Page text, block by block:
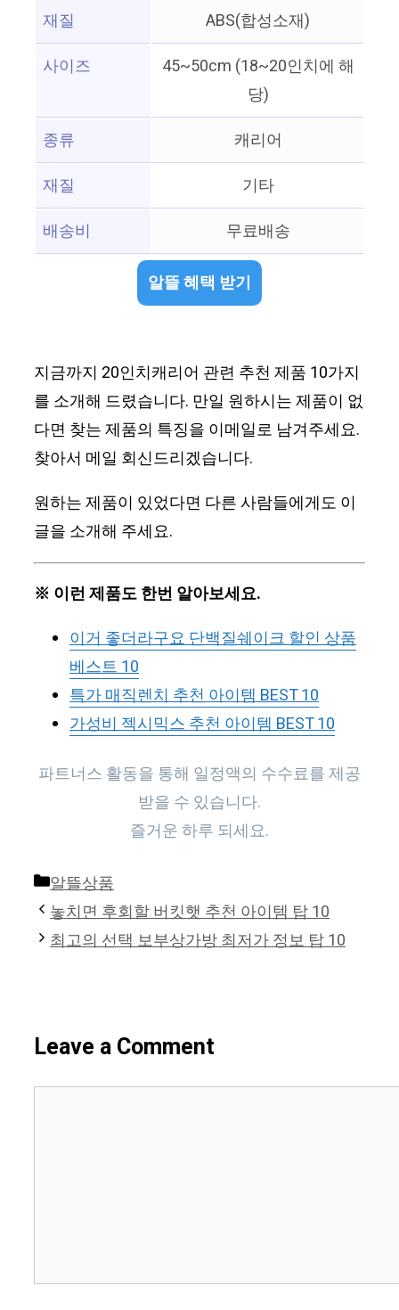
재질
ABS(합성소재)
사이즈
45~50cm (18~20인치에 해
당)
종류
캐리어
재질
기타
배송비
무료배송
알뜰 혜택 받기
지금까지 20인치캐리어 관련 추천 제품 10가지
를 소개해 드렸습니다. 만일 원하시는 제품이 없
다면 찾는 제품의 특징을 이메일로 남겨주세요.
찾아서 메일 회신드리겠습니다.
원하는 제품이 있었다면 다른 사람들에게도 이
글을 소개해 주세요.
※ 이런 제품도 한번 알아보세요.
이거 좋더라구요 단백질쉐이크 할인 상품
베스트 10
특가 매직렌치 추천 아이템 BEST 10
가성비 젝시믹스 추천 아이템 BEST 10
파트너스 활동을 통해 일정액의 수수료를 제공
받을 수 있습니다.
즐거운 하루 되세요.
Categories
알뜰상품
놓치면 후회할 버킷햇 추천 아이템 탑 10
최고의 선택 보부상가방 최저가 정보 탑 10
Leave a Comment